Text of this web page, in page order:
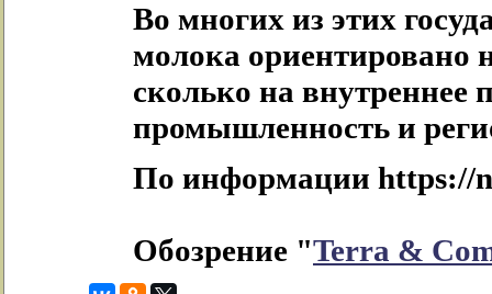
Во многих из этих
молока ориентировано
сколько на внутреннее
промышленность и
По информации https://
Обозрение "Terra &